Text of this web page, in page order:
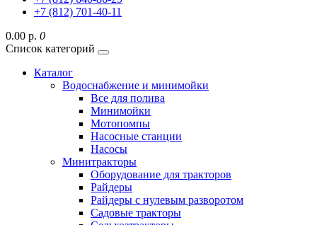
+7 (812) 701-40-11
0.00 р. 0
Список категорий
Каталог
Водоснабжение и минимойки
Все для полива
Минимойки
Мотопомпы
Насосные станции
Насосы
Минитракторы
Оборудование для тракторов
Райдеры
Райдеры с нулевым разворотом
Садовые тракторы